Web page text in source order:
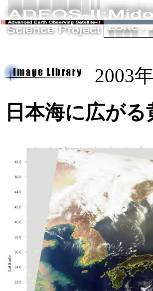
2003
日本海に広がる